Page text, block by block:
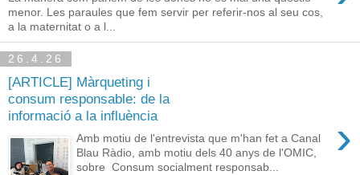
menor. Les paraules que fem servir per referir-nos al seu cos,
a la maternitat o a l...
26.4.26
[ARTICLE] Màrqueting i
consum responsable: de la
informació a la influència
›
Amb motiu de l'entrevista que m'han fet a Canal
Blau Ràdio, amb motiu dels 40 anys de l'OMIC,
sobre Consum socialment responsab...